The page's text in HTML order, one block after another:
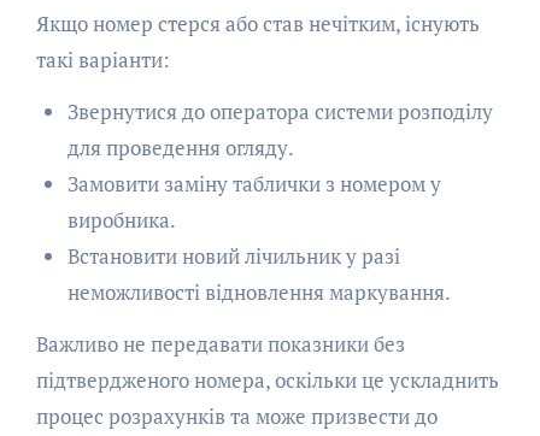
Якщо номер стерся або став нечітким, існують
такі варіанти:
Звернутися до оператора системи розподілу
для проведення огляду.
Замовити заміну таблички з номером у
виробника.
Встановити новий лічильник у разі
неможливості відновлення маркування.
Важливо не передавати показники без
підтвердженого номера, оскільки це ускладнить
процес розрахунків та може призвести до